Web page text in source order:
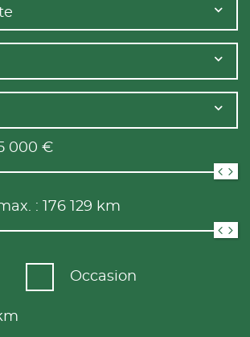
000 €
: 176 129 km
Occasion